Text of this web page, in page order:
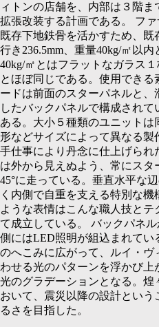
ィトンの店舗を、内部は３階
拡張改装する計画である。 フ
既存下地鉄骨を活かすため、
行き 236.5mm、 重量40kg/㎡ 以内
40kg/㎡ とはフラットなガラス
とほぼ同じである。使用でき
ードは前面のスターパネルと
したバックパネルで構成され
ある。大小５種類のユニット
形などサイズによって異なる
手仕事により丹念に仕上げら
は外から見えぬよう、常にス
45°に走っている。垂直水平な
く内側で自重を支える特別な
ような表情はこんな職人技と
て成立している。 バックパネ
側にはLED照明が組込まれてい
のへこみに広がって、ルイ・
わせる光のパターンを浮かび上
光のグラデーションとなる。煌
おいて、震災以降の設計とい
るさを目指した。